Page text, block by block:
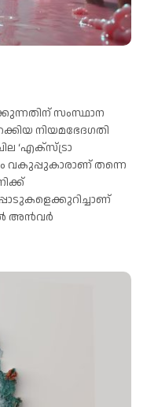
സംസ്ഥാന
നിയമഭേദഗതി
‘എക്സ്ട്രാ
വകുപ്പുകാരാണ് തന്നെ
അന്‍വര്‍